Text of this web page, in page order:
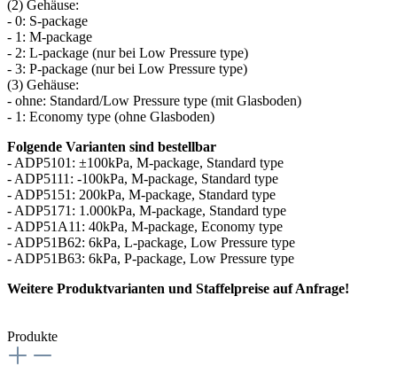
(2) Gehäuse:
- 0: S-package
- 1: M-package
- 2: L-package (nur bei Low Pressure type)
- 3: P-package (nur bei Low Pressure type)
(3) Gehäuse:
- ohne: Standard/Low Pressure type (mit Glasboden)
- 1: Economy type (ohne Glasboden)
Folgende Varianten sind bestellbar
- ADP5101: ±100kPa, M-package, Standard type
- ADP5111: -100kPa, M-package, Standard type
- ADP5151: 200kPa, M-package, Standard type
- ADP5171: 1.000kPa, M-package, Standard type
- ADP51A11: 40kPa, M-package, Economy type
- ADP51B62: 6kPa, L-package, Low Pressure type
- ADP51B63: 6kPa, P-package, Low Pressure type
Weitere Produktvarianten und Staffelpreise auf Anfrage!
Produkte